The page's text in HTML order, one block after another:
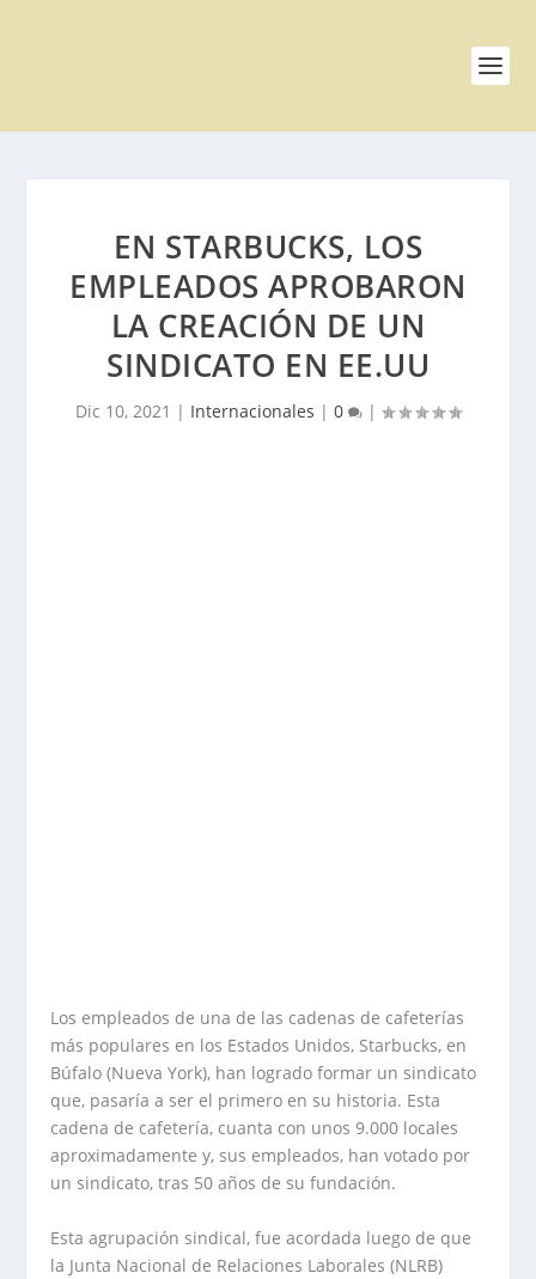
EN STARBUCKS, LOS
EMPLEADOS APROBARON
LA CREACIÓN DE UN
SINDICATO EN EE.UU
Dic 10, 2021 | Internacionales | 0 |
Los empleados de una de las cadenas de cafeterías
más populares en los Estados Unidos, Starbucks, en
Búfalo (Nueva York), han logrado formar un sindicato
que, pasaría a ser el primero en su historia. Esta
cadena de cafetería, cuanta con unos 9.000 locales
aproximadamente y, sus empleados, han votado por
un sindicato, tras 50 años de su fundación.
Esta agrupación sindical, fue acordada luego de que
la Junta Nacional de Relaciones Laborales (NLRB)